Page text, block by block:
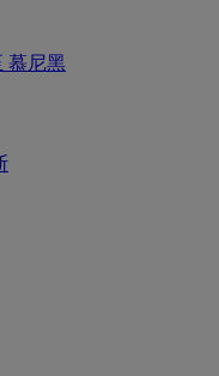
慕尼黑